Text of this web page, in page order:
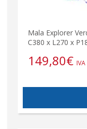
Mala Explorer
C380 x L270 x
149,80€